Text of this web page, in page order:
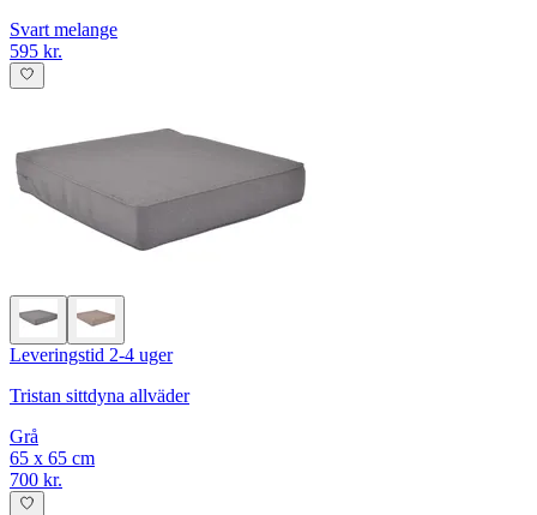
Svart melange
595 kr.
Leveringstid 2-4 uger
Tristan sittdyna allväder
Grå
65 x 65 cm
700 kr.